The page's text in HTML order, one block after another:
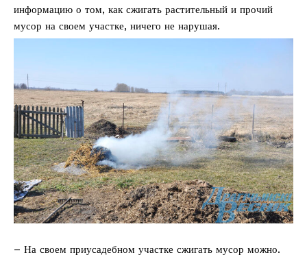
информацию о том, как сжигать растительный и прочий
мусор на своем участке, ничего не нарушая.
– На своем приусадебном участке сжигать мусор можно.